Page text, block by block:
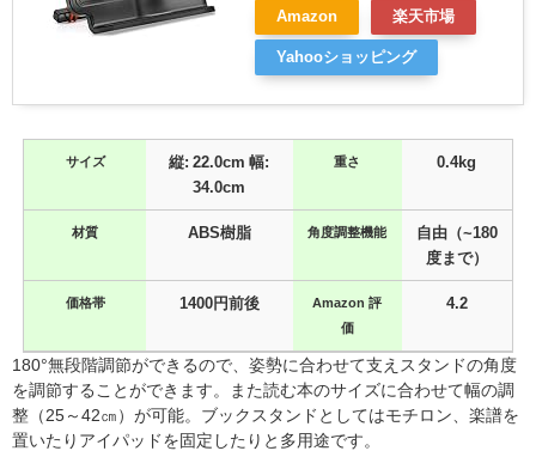
Amazon 楽天市場
Yahooショッピング
サイズ
縦: 22.0cm 幅:
34.0cm
重さ 0.4kg
材質 ABS樹脂 角度調整機能
自由（~180
度まで）
価格帯 1400円前後
Amazon 評
価
4.2
180°無段階調節ができるので、姿勢に合わせて支えスタンドの角度
を調節することができます。また読む本のサイズに合わせて幅の調
整（25～42㎝）が可能。ブックスタンドとしてはモチロン、楽譜を
置いたりアイパッドを固定したりと多用途です。